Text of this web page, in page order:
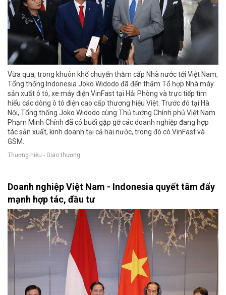
Vừa qua, trong khuôn khổ chuyến thăm cấp Nhà nước tới Việt Nam,
Tổng thống Indonesia Joko Widodo đã đến thăm Tổ hợp Nhà máy
sản xuất ô tô, xe máy điện VinFast tại Hải Phòng và trực tiếp tìm
hiểu các dòng ô tô điện cao cấp thương hiệu Việt. Trước đó tại Hà
Nội, Tổng thống Joko Widodo cùng Thủ tướng Chính phủ Việt Nam
Phạm Minh Chính đã có buổi gặp gỡ các doanh nghiệp đang hợp
tác sản xuất, kinh doanh tại cả hai nước, trong đó có VinFast và
GSM.
Thương hiệu - Giao thương
Doanh nghiệp Việt Nam - Indonesia quyết tâm đẩy
mạnh hợp tác, đầu tư